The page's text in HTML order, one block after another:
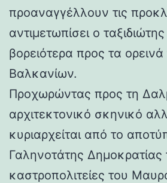
προαναγγέλλουν τις
αντιμετωπίσει ο
βορειότερα προς τα
Βαλκανίων.
Προχωρώντας προς τη
αρχιτεκτονικό σκηνικό
κυριαρχείται από το
Γαληνοτάτης Δημοκρατίας
καστροπολιτείες του